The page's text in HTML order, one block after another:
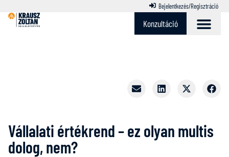
Bejelentkezés/Regisztráció
Konzultáció
Vállalati értékrend – ez olyan multis
dolog, nem?